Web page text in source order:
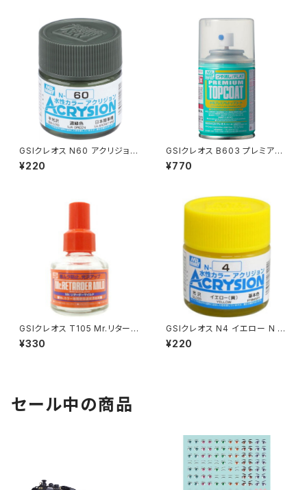
GSIクレオス N60 アクリジョン
カラー 濃緑色 プラモデル 塗料
（新品 在庫品）
¥220
GSIクレオス B603 プレミアム
トップコート(ツヤ消シ） プラモデ
ル 工具（新品 在庫品）
¥770
GSIクレオス T105 Mr.リターダ
ーマイルド プラモデル 工具（新
品 在庫品）
¥330
GSIクレオス N4 イエロー N プ
ラモデル 塗料（新品 在庫品）
¥220
セール中の商品